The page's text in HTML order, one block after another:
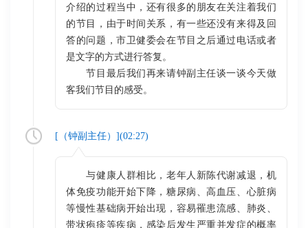
介绍的过程当中，还有很多的朋友在关注着我们
的节目，由于时间关系，有一些还没有来得及回
答的问题，市卫健委会在节目之后通过电话或者
是文字的方式进行答复。
节目最后我们再来请钟副主任谈一谈今天做
客我们节目的感受。
[（钟副主任）](02:27)
与健康人群相比，老年人新陈代谢减退，机
体免疫功能开始下降，糖尿病、高血压、心脏病
等慢性基础病开始出现，容易罹患流感、肺炎、
带状疱疹等疾病，感染后发生严重并发症的概率